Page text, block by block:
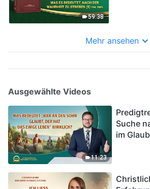
59:38
Mehr ansehen
Ausgewählte Videos
11:23
Suche
im